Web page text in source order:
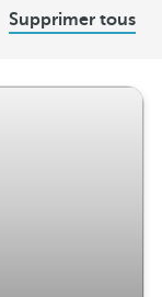
Supprimer tous